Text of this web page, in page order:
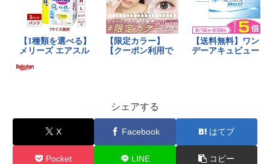
シェアする
X Facebook はてブ
Pocket LINE コピー